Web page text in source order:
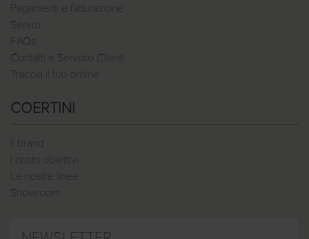
Pagamenti e fatturazione
Servizi
FAQs
Contatti e Servizio Clienti
Traccia il tuo ordine
COERTINI
Il brand
I nostri obiettivi
Le nostre linee
Showroom